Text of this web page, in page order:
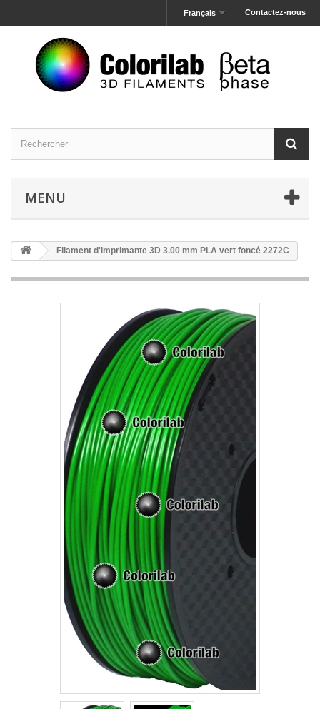
Contactez-nous
Français
MENU
Filament d'imprimante 3D 3.00 mm PLA vert foncé 2272C